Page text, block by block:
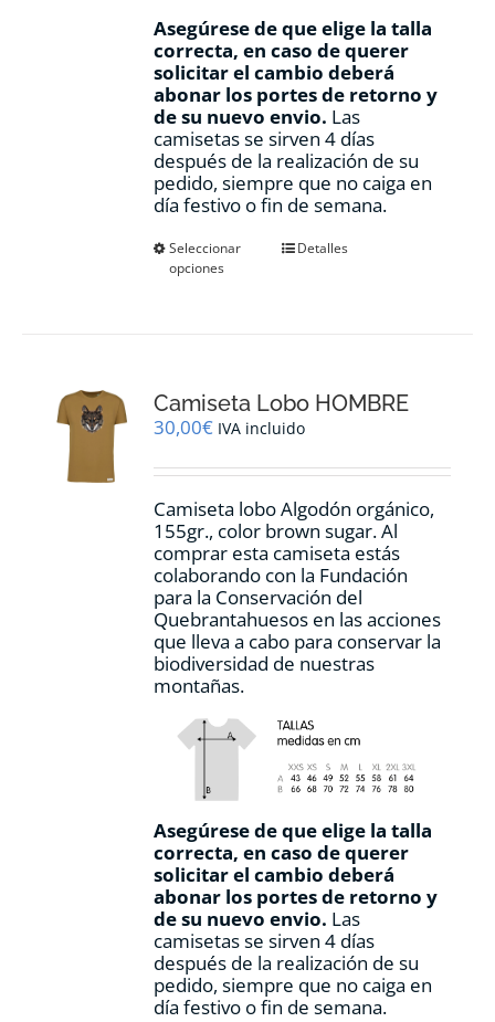
Asegúrese de que elige la talla
correcta, en caso de querer
solicitar el cambio deberá
abonar los portes de retorno y
de su nuevo envio. Las
camisetas se sirven 4 días
después de la realización de su
pedido, siempre que no caiga en
día festivo o fin de semana.
Seleccionar
opciones
Este
se
pueden
en
página
de
producto
Detalles
Camiseta Lobo HOMBRE
30,00€ IVA incluido
Camiseta lobo Algodón orgánico,
155gr., color brown sugar.Al
comprar esta camiseta estás
colaborando con la Fundación
para la Conservación del
Quebrantahuesos en las acciones
que lleva a cabo para conservar la
biodiversidad de nuestras
montañas.
Asegúrese de que elige la talla
correcta, en caso de querer
solicitar el cambio deberá
abonar los portes de retorno y
de su nuevo envio. Las
camisetas se sirven 4 días
después de la realización de su
pedido, siempre que no caiga en
día festivo o fin de semana.